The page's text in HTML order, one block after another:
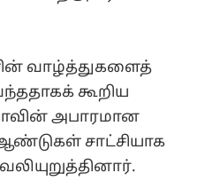
வாழ்த்துகளைத்
கூறிய
அபாரமான
சாட்சியாக